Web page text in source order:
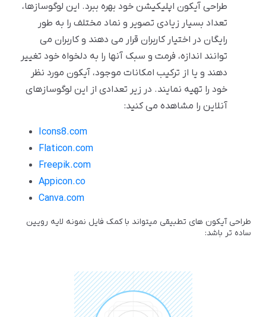
طراحی آیکون اپلیکیشن خود بهره ببرد. این لوگوسازها،
تعداد بسیار زیادی تصویر و نماد مختلف را به طور
رایگان در اختیار کاربران قرار می دهند و کاربران می
توانند اندازه، فرمت و سبک آنها را به دلخواه خود تغییر
دهند و یا از ترکیب امکانات موجود، آیکون مورد نظر
خود را تهیه نمایند. در زیر تعدادی از این لوگوسازهای
آنلاین را مشاهده می کنید:
Icons8.com
Flaticon.com
Freepik.com
Appicon.co
Canva.com
طراحی آیکون های تطبیقی میتواند با کمک فایل نمونه لایه رویین
ساده تر باشد: